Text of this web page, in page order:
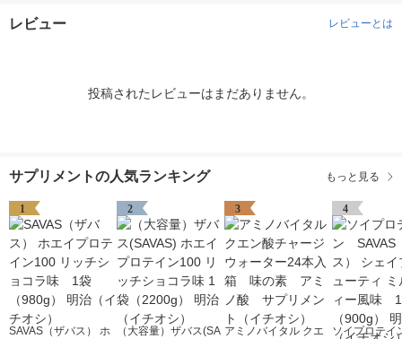
レビュー レビューとは
投稿されたレビューはまだありません。
サプリメントの人気ランキング もっと見る
1
SAVAS（ザバス） ホ
2
（大容量）ザバス(SA
3
アミノバイタル クエ
4
ソイプロテ